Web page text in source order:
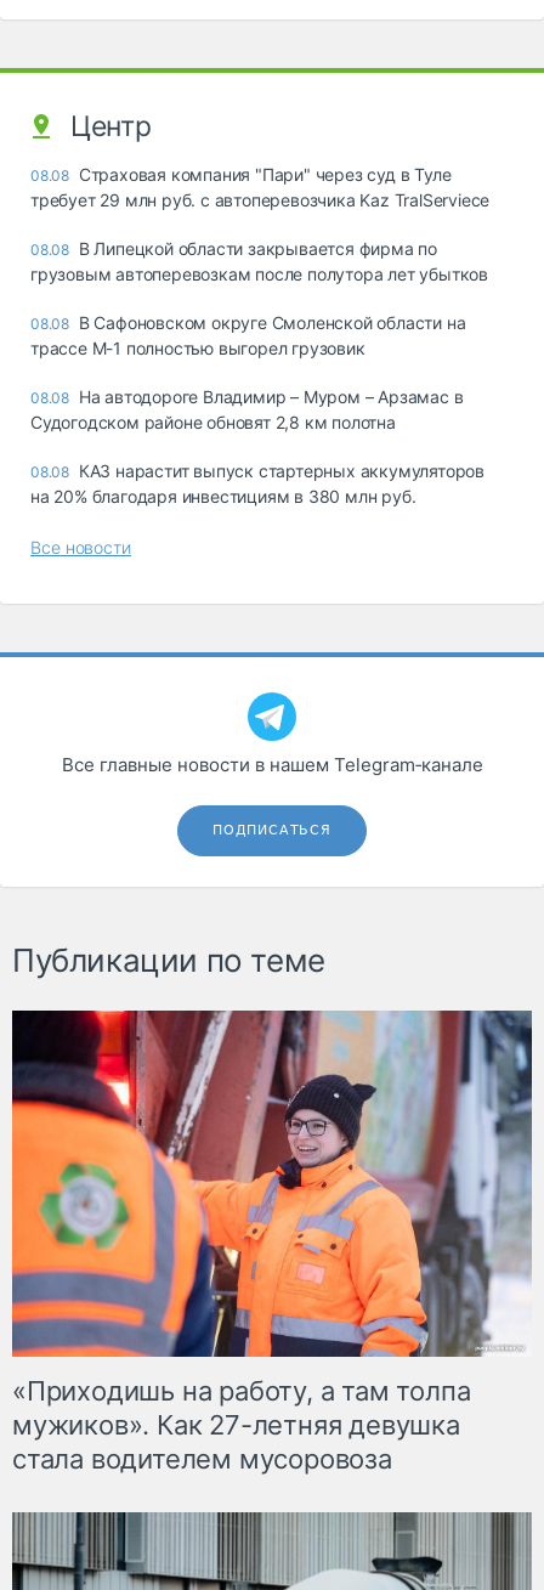
Центр
08.08 Страховая компания "Пари" через суд в Туле
требует 29 млн руб. с автоперевозчика Kaz TralServiece
08.08 В Липецкой области закрывается фирма по
грузовым автоперевозкам после полутора лет убытков
08.08 В Сафоновском округе Смоленской области на
трассе М-1 полностью выгорел грузовик
08.08 На автодороге Владимир – Муром – Арзамас в
Судогодском районе обновят 2,8 км полотна
08.08 КАЗ нарастит выпуск стартерных аккумуляторов
на 20% благодаря инвестициям в 380 млн руб.
Все новости
Все главные новости в нашем Telegram‑канале
ПОДПИСАТЬСЯ
Публикации по теме
«Приходишь на работу, а там толпа
мужиков». Как 27-летняя девушка
стала водителем мусоровоза